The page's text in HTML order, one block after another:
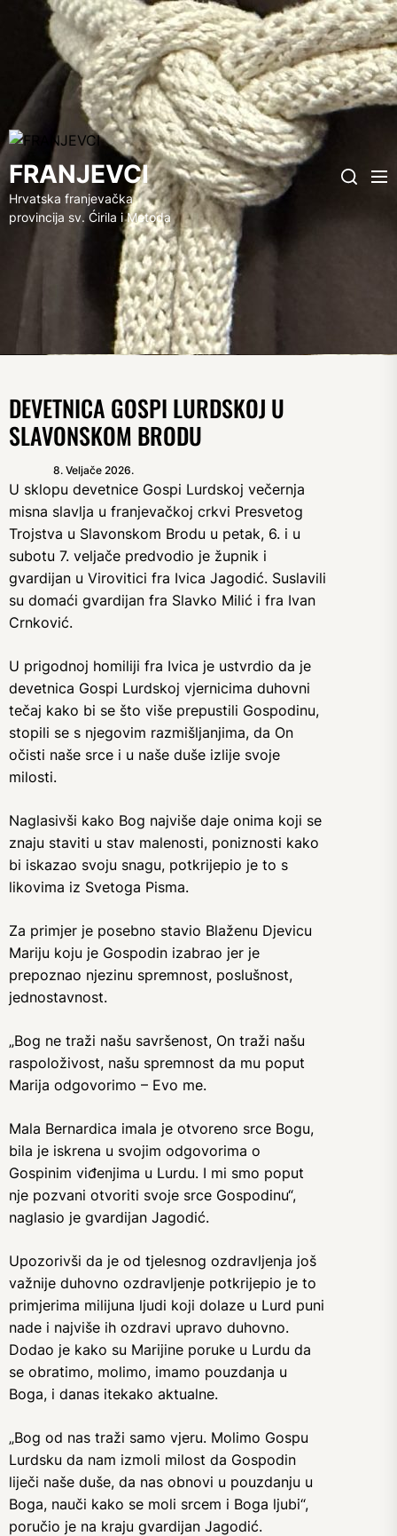
FRANJEVCI
FRANJEVCI
Hrvatska franjevačka
provincija sv. Ćirila i Metoda
Search
DEVETNICA GOSPI LURDSKOJ U
SLAVONSKOM BRODU
8. Veljače 2026.
U sklopu devetnice Gospi Lurdskoj večernja
misna slavlja u franjevačkoj crkvi Presvetog
Trojstva u Slavonskom Brodu u petak, 6. i u
subotu 7. veljače predvodio je župnik i
gvardijan u Virovitici fra Ivica Jagodić. Suslavili
su domaći gvardijan fra Slavko Milić i fra Ivan
Crnković.
U prigodnoj homiliji fra Ivica je ustvrdio da je
devetnica Gospi Lurdskoj vjernicima duhovni
tečaj kako bi se što više prepustili Gospodinu,
stopili se s njegovim razmišljanjima, da On
očisti naše srce i u naše duše izlije svoje
milosti.
Naglasivši kako Bog najviše daje onima koji se
znaju staviti u stav malenosti, poniznosti kako
bi iskazao svoju snagu, potkrijepio je to s
likovima iz Svetoga Pisma.
Za primjer je posebno stavio Blaženu Djevicu
Mariju koju je Gospodin izabrao jer je
prepoznao njezinu spremnost, poslušnost,
jednostavnost.
„Bog ne traži našu savršenost, On traži našu
raspoloživost, našu spremnost da mu poput
Marija odgovorimo – Evo me.
Mala Bernardica imala je otvoreno srce Bogu,
bila je iskrena u svojim odgovorima o
Gospinim viđenjima u Lurdu. I mi smo poput
nje pozvani otvoriti svoje srce Gospodinu“,
naglasio je gvardijan Jagodić.
Upozorivši da je od tjelesnog ozdravljenja još
važnije duhovno ozdravljenje potkrijepio je to
primjerima milijuna ljudi koji dolaze u Lurd puni
nade i najviše ih ozdravi upravo duhovno.
Dodao je kako su Marijine poruke u Lurdu da
se obratimo, molimo, imamo pouzdanja u
Boga, i danas itekako aktualne.
„Bog od nas traži samo vjeru. Molimo Gospu
Lurdsku da nam izmoli milost da Gospodin
liječi naše duše, da nas obnovi u pouzdanju u
Boga, nauči kako se moli srcem i Boga ljubi“,
poručio je na kraju gvardijan Jagodić.